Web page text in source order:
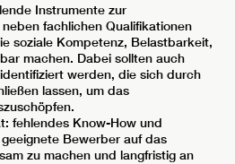
Instrumente zur
fachlichen Qualifikationen
soziale Kompetenz, Belastbarkeit,
machen. Dabei sollten auch
werden, die sich durch
lassen, um das
fehlendes Know-How und
Bewerber auf das
zu machen und langfristig an